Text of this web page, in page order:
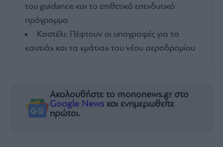
του guidance και το επιθετικό επενδυτικό
πρόγραμμα
Καστέλι: Πέφτουν οι υπογραφές για τα
«αυτιά» και τα «μάτια» του νέου αεροδρομίου
Ακολουθήστε το mononews.gr στο
Google News και ενημερωθείτε
πρώτοι.